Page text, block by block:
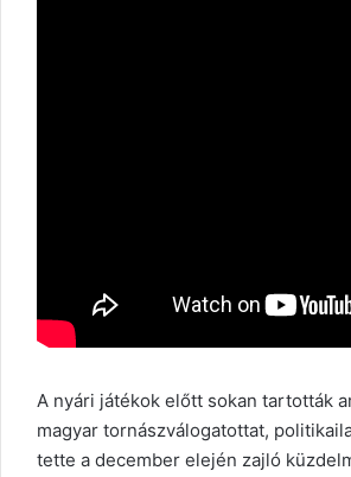
A nyári játékok előtt sokan tartották
magyar tornászválogatottat,
tette a december elején zajló